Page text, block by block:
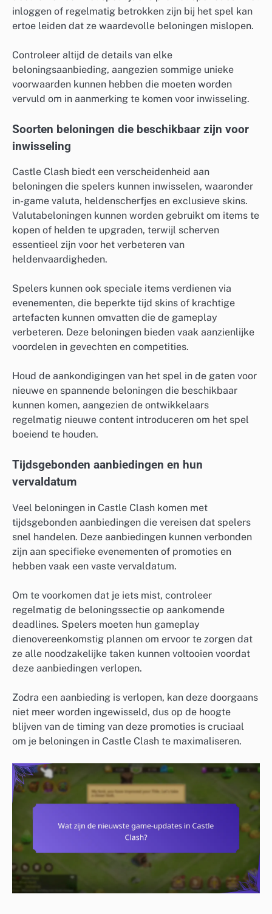
inloggen of regelmatig betrokken zijn bij het spel kan
ertoe leiden dat ze waardevolle beloningen mislopen.
Controleer altijd de details van elke
beloningsaanbieding, aangezien sommige unieke
voorwaarden kunnen hebben die moeten worden
vervuld om in aanmerking te komen voor inwisseling.
Soorten beloningen die beschikbaar zijn voor
inwisseling
Castle Clash biedt een verscheidenheid aan
beloningen die spelers kunnen inwisselen, waaronder
in-game valuta, heldenscherfjes en exclusieve skins.
Valutabeloningen kunnen worden gebruikt om items te
kopen of helden te upgraden, terwijl scherven
essentieel zijn voor het verbeteren van
heldenvaardigheden.
Spelers kunnen ook speciale items verdienen via
evenementen, die beperkte tijd skins of krachtige
artefacten kunnen omvatten die de gameplay
verbeteren. Deze beloningen bieden vaak aanzienlijke
voordelen in gevechten en competities.
Houd de aankondigingen van het spel in de gaten voor
nieuwe en spannende beloningen die beschikbaar
kunnen komen, aangezien de ontwikkelaars
regelmatig nieuwe content introduceren om het spel
boeiend te houden.
Tijdsgebonden aanbiedingen en hun
vervaldatum
Veel beloningen in Castle Clash komen met
tijdsgebonden aanbiedingen die vereisen dat spelers
snel handelen. Deze aanbiedingen kunnen verbonden
zijn aan specifieke evenementen of promoties en
hebben vaak een vaste vervaldatum.
Om te voorkomen dat je iets mist, controleer
regelmatig de beloningssectie op aankomende
deadlines. Spelers moeten hun gameplay
dienovereenkomstig plannen om ervoor te zorgen dat
ze alle noodzakelijke taken kunnen voltooien voordat
deze aanbiedingen verlopen.
Zodra een aanbieding is verlopen, kan deze doorgaans
niet meer worden ingewisseld, dus op de hoogte
blijven van de timing van deze promoties is cruciaal
om je beloningen in Castle Clash te maximaliseren.